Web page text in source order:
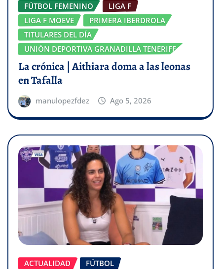
FÚTBOL FEMENINO
LIGA F
LIGA F MOEVE
PRIMERA IBERDROLA
TITULARES DEL DÍA
UNIÓN DEPORTIVA GRANADILLA TENERIFE
La crónica | Aithiara doma a las leonas
en Tafalla
manulopezfdez Ago 5, 2026
ACTUALIDAD
FÚTBOL